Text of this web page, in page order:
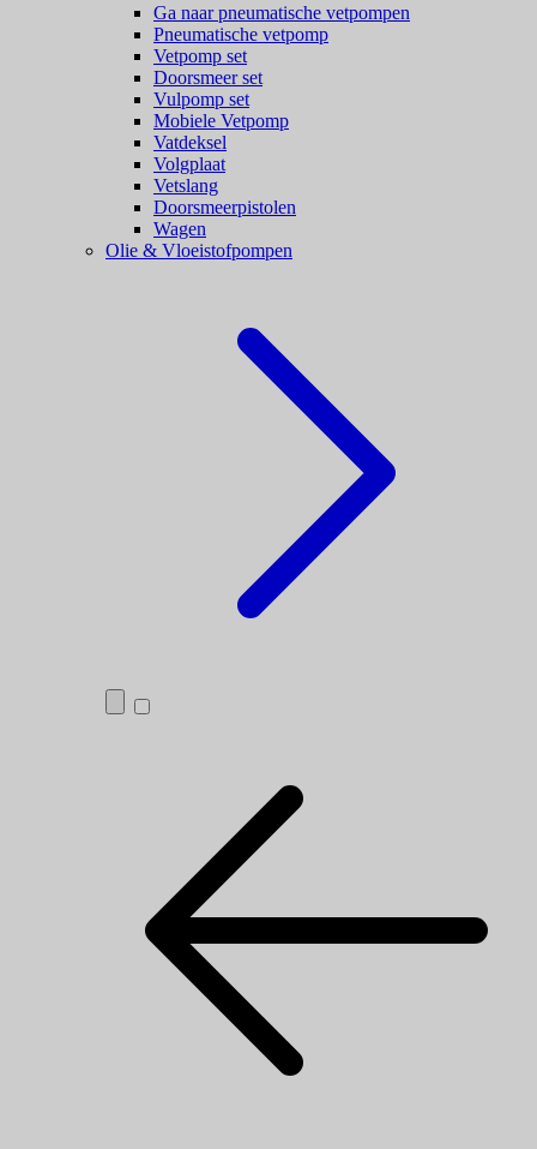
Ga naar pneumatische vetpompen
Pneumatische vetpomp
Vetpomp set
Doorsmeer set
Vulpomp set
Mobiele Vetpomp
Vatdeksel
Volgplaat
Vetslang
Doorsmeerpistolen
Wagen
Olie & Vloeistofpompen